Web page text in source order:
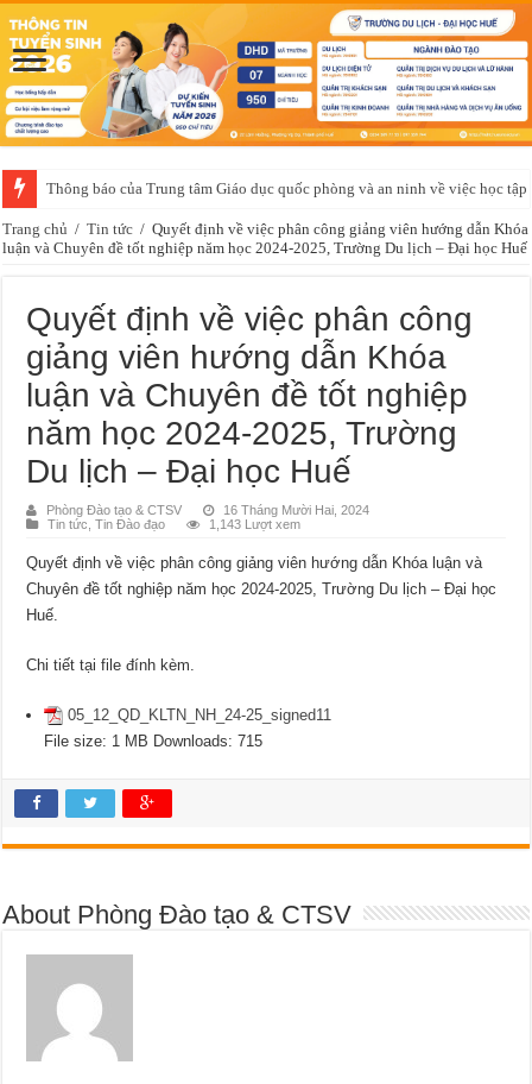
Thông báo của Trung tâm Giáo dục quốc phòng và an ninh về việc học
Thông báo về kế hoạch thi Hết cấp độ ngoại ngữ không chuyên đợt 2 năm
Trang chủ / Tin tức / Quyết định về việc phân công giảng viên hướng dẫn Khóa
luận và Chuyên đề tốt nghiệp năm học 2024-2025, Trường Du lịch – Đại học Huế
Quyết định về việc phân công
giảng viên hướng dẫn Khóa
luận và Chuyên đề tốt nghiệp
năm học 2024-2025, Trường
Du lịch – Đại học Huế
Phòng Đào tạo & CTSV
16 Tháng Mười Hai, 2024
Tin tức ,Tin Đào đạo 1,143 Lượt xem
Quyết định về việc phân công giảng viên hướng dẫn Khóa luận và
Chuyên đề tốt nghiệp năm học 2024-2025, Trường Du lịch – Đại học
Huế.
Chi tiết tại file đính kèm.
05_12_QD_KLTN_NH_24-25_signed11
File size: 1 MB Downloads: 715
About Phòng Đào tạo & CTSV